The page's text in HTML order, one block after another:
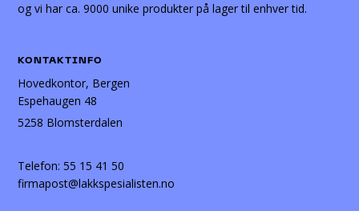
og vi har ca. 9000 unike produkter på lager til enhver tid.
KONTAKTINFO
Hovedkontor, Bergen
Espehaugen 48
5258 Blomsterdalen
Telefon:55 15 41 50
firmapost@lakkspesialisten.no